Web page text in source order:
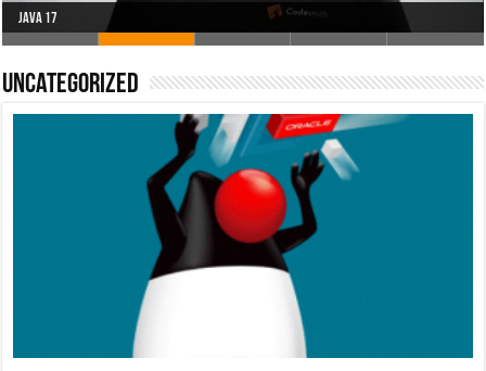
Oracle brengt Java 25 uit
Java 17
Java Magazine 2024 #4
Nieuwe community manager Simon!
J-Fall 2024
Uncategorized